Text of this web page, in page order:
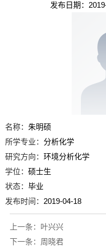
发布日期：
名称： 朱明硕
所学专业：分析化学
研究方向：环境分析化学
学位：硕士生
状态：毕业
发布时间： 2019-04-18
上一条： 叶兴兴
下一条： 周晓君